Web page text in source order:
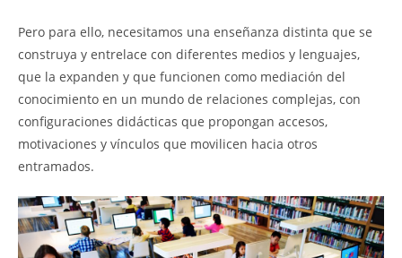
Pero para ello, necesitamos una enseñanza distinta que se
construya y entrelace con diferentes medios y lenguajes,
que la expanden y que funcionen como mediación del
conocimiento en un mundo de relaciones complejas, con
configuraciones didácticas que propongan accesos,
motivaciones y vínculos que movilicen hacia otros
entramados.